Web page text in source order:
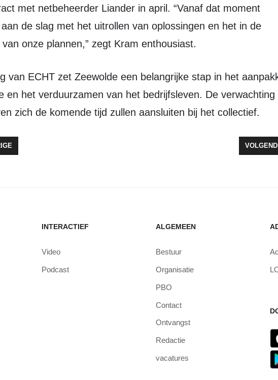
met netbeheerder Liander in april. “Vanaf dat moment
de slag met het uitrollen van oplossingen en het in de
onze plannen,” zegt Kram enthousiast.
en het verduurzamen van het bedrijfsleven. De verwachting
zich de komende tijd zullen aansluiten bij het collectief.
ARTIKEL: NIEUW HORECACONVENANT ONDERTEKEND
INTERACTIEF
Video
Podcast
ALGEMEEN
Bestuur
Organisatie
PBO
Contact
Ontvangst
Redactie
vacatures